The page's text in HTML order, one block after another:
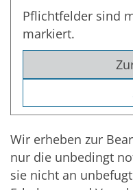
Pflichtfelder sind
markiert.
Wir erheben zur
nur die unbedingt
sie nicht an